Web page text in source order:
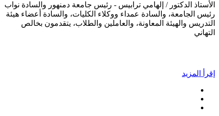
الأستاذ الدكتور / إلهامي ترابيس - رئيس جامعة دمنهور والسادة نواب
رئيس الجامعة، والسادة عمداء ووكلاء الكليات، والسادة أعضاء هيئة
التدريس والهيئة المعاونة، والعاملين والطلاب، يتقدمون بخالص
التهاني
إقرأ المزيد